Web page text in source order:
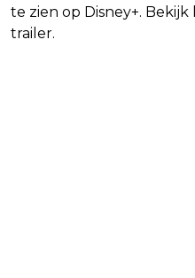
te zien op Disney+.
trailer.